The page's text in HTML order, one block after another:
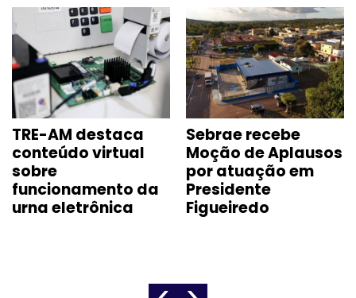
TRE-AM destaca
conteúdo virtual
sobre
funcionamento da
urna eletrônica
Sebrae recebe
Moção de Aplausos
por atuação em
Presidente
Figueiredo